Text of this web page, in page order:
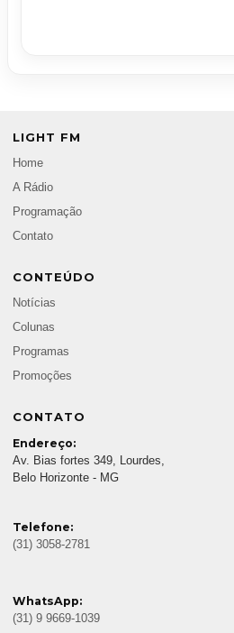
LIGHT FM
Home
A Rádio
Programação
Contato
CONTEÚDO
Notícias
Colunas
Programas
Promoções
CONTATO
Endereço:
Av. Bias fortes 349, Lourdes,
Belo Horizonte - MG
Telefone:
(31) 3058-2781
WhatsApp:
(31) 9 9669-1039